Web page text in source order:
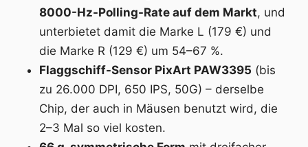
8000-Hz-Polling-Rate auf dem Markt, und
unterbietet damit die Marke L (179 €) und
die Marke R (129 €) um 54–67 %.
Flaggschiff-Sensor PixArt PAW3395 (bis
zu 26.000 DPI, 650 IPS, 50G) – derselbe
Chip, der auch in Mäusen benutzt wird, die
2–3 Mal so viel kosten.